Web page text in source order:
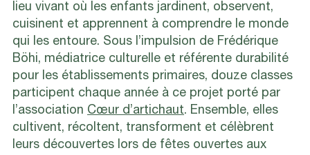
lieu vivant où les enfants jardinent, observent,
cuisinent et apprennent à comprendre le monde
qui les entoure. Sous l’impulsion de Frédérique
Böhi, médiatrice culturelle et référente durabilité
pour les établissements primaires, douze classes
participent chaque année à ce projet porté par
l’association Cœur d’artichaut. Ensemble, elles
cultivent, récoltent, transforment et célèbrent
leurs découvertes lors de fêtes ouvertes aux